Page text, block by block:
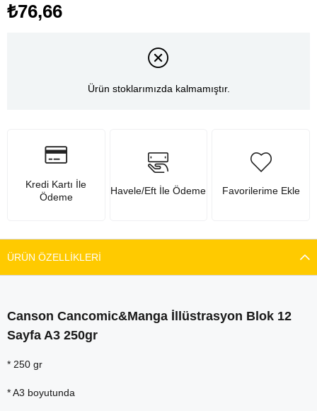
₺76,66
Ürün stoklarımızda kalmamıştır.
Kredi Kartı İle
Ödeme
Havele/Eft İle Ödeme Favorilerime Ekle
ÜRÜN ÖZELLIKLERI
Canson Cancomic&Manga İllüstrasyon Blok 12
Sayfa A3 250gr
* 250 gr
* A3 boyutunda